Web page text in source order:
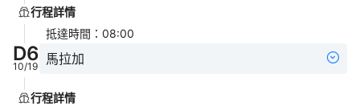
行程詳情
抵達時間 ： 08:00
D6
10/19 馬拉加
行程詳情